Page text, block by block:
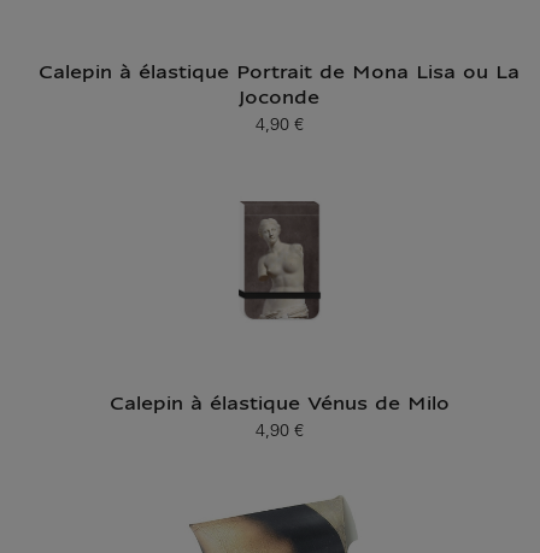
Calepin à élastique Portrait de Mona Lisa ou La
Joconde
Prix ​​actuel
4,90 €
Calepin à élastique Vénus de Milo
Prix ​​actuel
4,90 €